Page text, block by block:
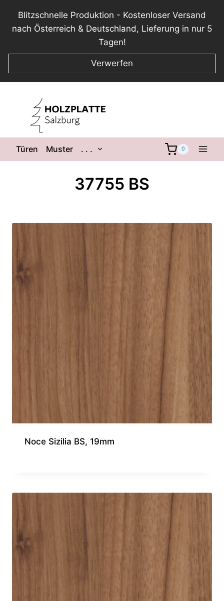
Blitzschnelle Produktion - Kostenloser Versand
nach Österreich & Deutschland, Lieferung in nur 5
Tagen!
Verwerfen
springen
Türen Muster . . . 0
37755 BS
Noce Sizilia BS, 19mm